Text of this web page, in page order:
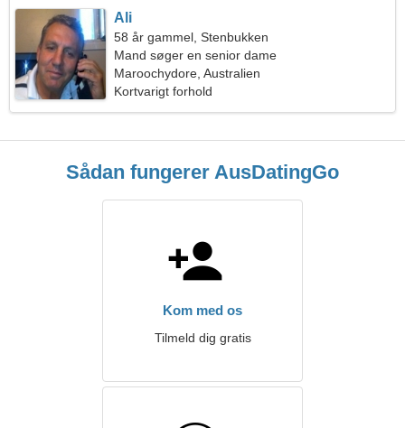
Ali
58 år gammel, Stenbukken
Mand søger en senior dame
Maroochydore, Australien
Kortvarigt forhold
Sådan fungerer AusDatingGo
Kom med os
Tilmeld dig gratis